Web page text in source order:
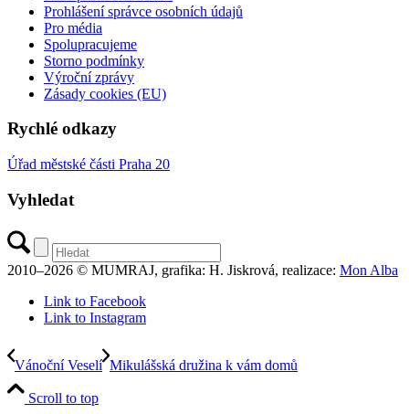
Prohlášení správce osobních údajů
Pro média
Spolupracujeme
Storno podmínky
Výroční zprávy
Zásady cookies (EU)
Rychlé odkazy
Úřad městské části Praha 20
Vyhledat
2010–2026 © MUMRAJ, grafika: H. Jiskrová, realizace: Mon Alba
Link to Facebook
Link to Instagram
Vánoční Veselí Mikulášská družina k vám domů
Scroll to top